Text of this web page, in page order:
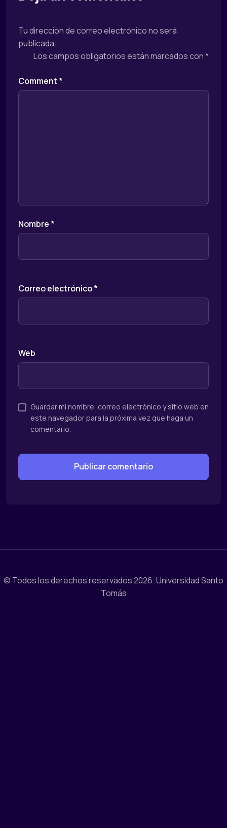
Tu dirección de correo electrónico no será
publicada.
Los campos obligatorios están marcados con*
Comment *
Nombre *
Correo electrónico*
Web
Guardar mi nombre, correo electrónico y sitio web en
este navegador para la próxima vez que haga un
comentario.
© Todos los derechos reservados 2026.Universidad Santo
Tomás